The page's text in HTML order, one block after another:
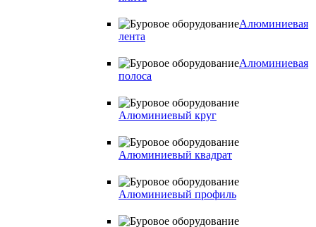
Алюминиевая
лента
Алюминиевая
полоса
Алюминиевый круг
Алюминиевый квадрат
Алюминиевый профиль